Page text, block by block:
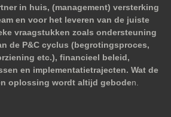
in huis, (management) versterking
en voor het leveren van de juiste
vraagstukken zoals ondersteuning
de P&C cyclus (begrotingsproces,
etc.), financieel beleid,
en implementatietrajecten. Wat de
oplossing wordt altijd geboden.